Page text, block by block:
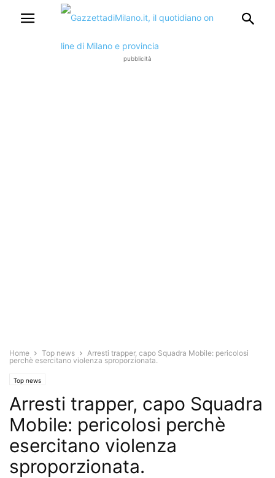
pubblicità
Home Top news
Arresti trapper, capo Squadra Mobile: pericolosi
perchè esercitano violenza sproporzionata.
Top news
Arresti trapper, capo Squadra
Mobile: pericolosi perchè
esercitano violenza
sproporzionata.